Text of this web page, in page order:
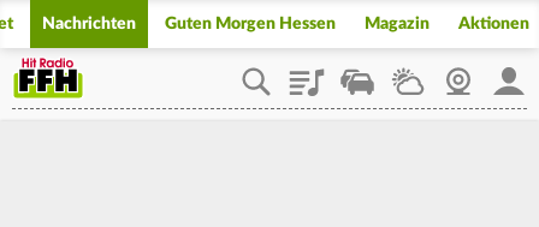
Nachrichten Guten Morgen Hessen Magazin Aktionen
PlaylistStaupilotWetterWebcam